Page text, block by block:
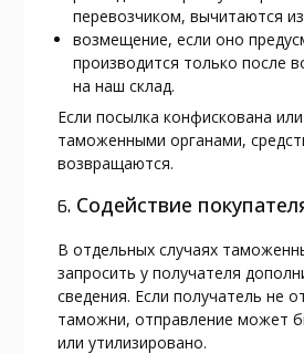
перевозчиком, вычитаются
возмещение, если оно
производится только после
на наш склад.
Если посылка конфискована
таможенными органами,
возвращаются.
6. Содействие
В отдельных случаях
запросить у получателя
сведения. Если получатель не
таможни, отправление может
или утилизировано.